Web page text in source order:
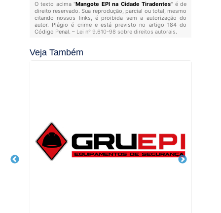
O texto acima "Mangote EPI na Cidade Tiradentes" é de
direito reservado. Sua reprodução, parcial ou total, mesmo
citando nossos links, é proibida sem a autorização do
autor. Plágio é crime e está previsto no artigo 184 do
Código Penal. – Lei n° 9.610-98 sobre direitos autorais.
Veja Também